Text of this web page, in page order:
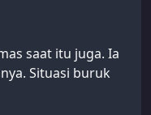
saat itu juga. Ia
Situasi buruk